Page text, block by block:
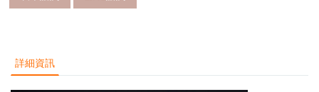
詳細資訊